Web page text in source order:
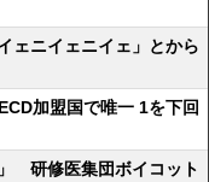
ェニイェニイェ」とから
加盟国で唯一 1を下回
研修医集団ボイコット